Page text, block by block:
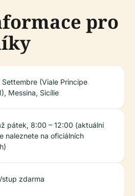
pro
Settembre (Viale Principe
Messina, Sicílie
pátek, 8:00 – 12:00 (aktuální
naleznete na oficiálních
zdarma